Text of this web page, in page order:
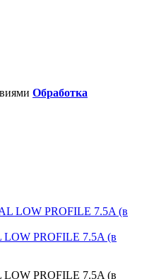
Обработка
PROFILE 7.5A (в
PROFILE 7.5A (в